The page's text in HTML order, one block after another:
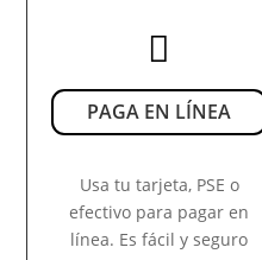

PAGA EN LÍNEA
Usa tu tarjeta, PSE o
efectivo para pagar en
línea. Es fácil y seguro